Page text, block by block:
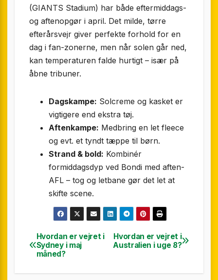
(GIANTS Stadium) har både eftermiddags-
og aftenopgør i april. Det milde, tørre
efterårsvejr giver perfekte forhold for en
dag i fan-zonerne, men når solen går ned,
kan temperaturen falde hurtigt – især på
åbne tribuner.
Dagskampe: Solcreme og kasket er
vigtigere end ekstra tøj.
Aftenkampe: Medbring en let fleece
og evt. et tyndt tæppe til børn.
Strand & bold: Kombinér
formiddagsdyp ved Bondi med aften-
AFL – tog og letbane gør det let at
skifte scene.
Indlægsnavigation
Hvordan er vejret i
Australien i uge 8?
Hvordan er vejret i
Sydney i maj
måned?